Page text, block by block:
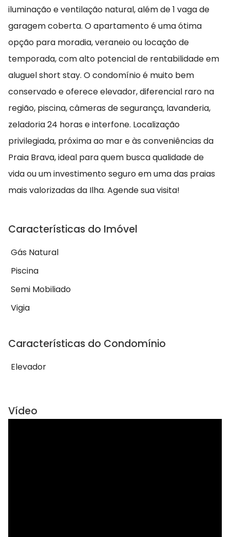
iluminação e ventilação natural, além de 1 vaga de
garagem coberta. O apartamento é uma ótima
opção para moradia, veraneio ou locação de
temporada, com alto potencial de rentabilidade em
aluguel short stay. O condomínio é muito bem
conservado e oferece elevador, diferencial raro na
região, piscina, câmeras de segurança, lavanderia,
zeladoria 24 horas e interfone. Localização
privilegiada, próxima ao mar e às conveniências da
Praia Brava, ideal para quem busca qualidade de
vida ou um investimento seguro em uma das praias
mais valorizadas da Ilha. Agende sua visita!
Características do Imóvel
Gás Natural
Piscina
Semi Mobiliado
Vigia
Características do Condomínio
Elevador
Vídeo